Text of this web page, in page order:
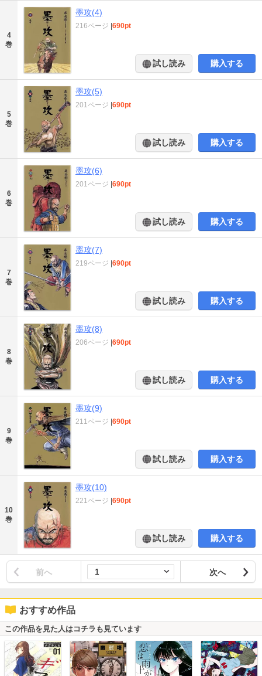
4
巻
墨攻(4)
216ページ 690pt
試し読み 購入する
5
巻
墨攻(5)
201ページ 690pt
試し読み 購入する
6
巻
墨攻(6)
201ページ 690pt
試し読み 購入する
7
巻
墨攻(7)
219ページ 690pt
試し読み 購入する
8
巻
墨攻(8)
206ページ 690pt
試し読み 購入する
9
巻
墨攻(9)
211ページ 690pt
試し読み 購入する
10
巻
墨攻(10)
221ページ 690pt
試し読み 購入する
前へ 次へ
おすすめ作品
この作品を見た人はコチラも見ています